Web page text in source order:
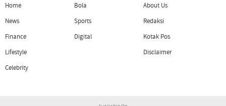
Home
News
Finance
Lifestyle
Celebrity
Bola
Sports
Digital
About Us
Redaksi
Kotak Pos
Disclaimer